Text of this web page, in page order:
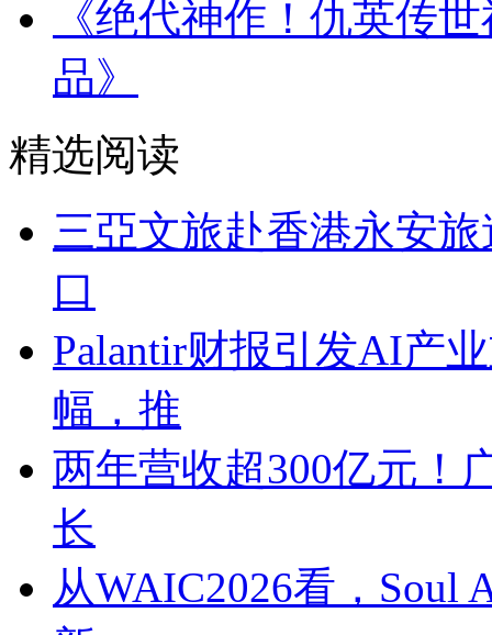
《绝代神作！仇英传
品》
精选阅读
三亞文旅赴香港永安
口
Palantir财报引发AI产
幅，推
两年营收超300亿元！
长
从WAIC2026看，Soul